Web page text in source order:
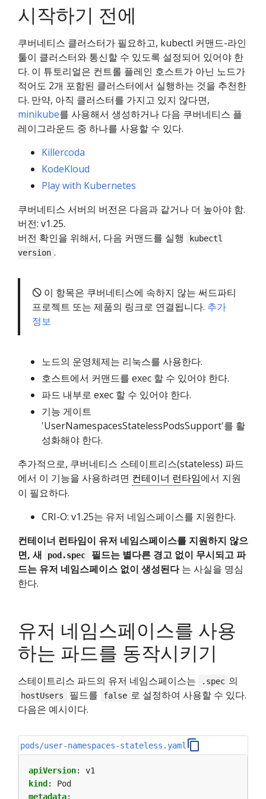
시작하기 전에
쿠버네티스 클러스터가 필요하고, kubectl 커맨드-라인
툴이 클러스터와 통신할 수 있도록 설정되어 있어야 한
다. 이 튜토리얼은 컨트롤 플레인 호스트가 아닌 노드가
적어도 2개 포함된 클러스터에서 실행하는 것을 추천한
다. 만약, 아직 클러스터를 가지고 있지 않다면,
minikube를 사용해서 생성하거나 다음 쿠버네티스 플
레이그라운드 중 하나를 사용할 수 있다.
Killercoda
KodeKloud
Play with Kubernetes
쿠버네티스 서버의 버전은 다음과 같거나 더 높아야 함.
버전: v1.25.
버전 확인을 위해서, 다음 커맨드를 실행
kubectl
version .
🛇 이 항목은 쿠버네티스에 속하지 않는 써드파티
프로젝트 또는 제품의 링크로 연결됩니다. 추가
정보
노드의 운영체제는 리눅스를 사용한다.
호스트에서 커맨드를 exec 할 수 있어야 한다.
파드 내부로 exec 할 수 있어야 한다.
기능 게이트
'UserNamespacesStatelessPodsSupport'를 활
성화해야 한다.
추가적으로, 쿠버네티스 스테이트리스(stateless) 파드
에서 이 기능을 사용하려면 컨테이너 런타임에서 지원
이 필요하다.
CRI-O: v1.25는 유저 네임스페이스를 지원한다.
컨테이너 런타임이 유저 네임스페이스를 지원하지 않으
면, 새
pod.spec
필드는 별다른 경고 없이 무시되고 파
드는 유저 네임스페이스 없이 생성된다는 사실을 명심
한다.
유저 네임스페이스를 사용
하는 파드를 동작시키기
스테이트리스 파드의 유저 네임스페이스는 .spec 의
hostUsers 필드를 false 로 설정하여 사용할 수 있다.
다음은 예시이다.
pods/user-namespaces-stateless.yaml
apiVersion:
v1
kind :
Pod
metadata: